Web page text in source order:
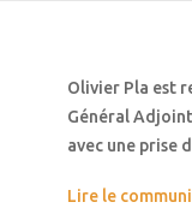
Olivier Pla est
Général
avec une prise
Lire le